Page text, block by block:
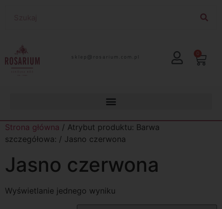
lp.moc.muirasor@pelks 0
Strona główna / Atrybut produktu: Barwa
szczegółowa: / Jasno czerwona
Jasno czerwona
Wyświetlanie jednego wyniku